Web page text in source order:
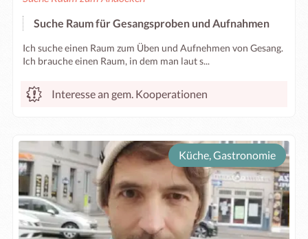
Suche Raum für Gesangsproben und Aufnahmen
Ich suche einen Raum zum Üben und Aufnehmen von Gesang.
Ich brauche einen Raum, in dem man laut s...
Interesse an gem. Kooperationen
Küche, Gastronomie